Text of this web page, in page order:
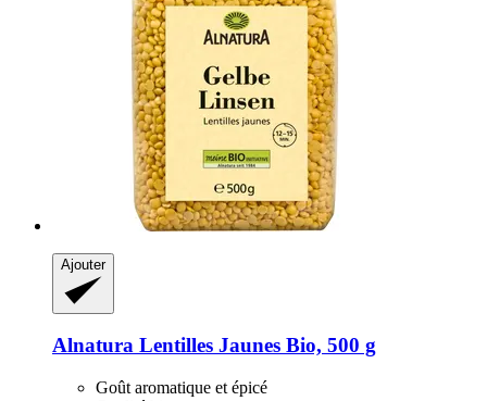
Ajouter
Alnatura Lentilles Jaunes Bio, 500 g
Goût aromatique et épicé